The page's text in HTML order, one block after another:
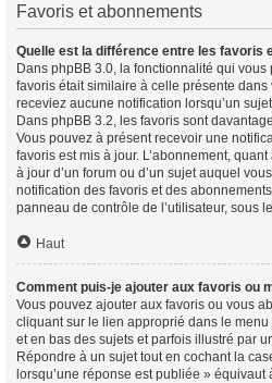
Favoris et abonnements
Quelle est la différence entre les favoris
Dans phpBB 3.0, la fonctionnalité qui vous
favoris était similaire à celle présente
receviez aucune notification lorsqu’un
Dans phpBB 3.2, les favoris sont
Vous pouvez à présent recevoir une
favoris est mis à jour. L’abonnement,
à jour d’un forum ou d’un sujet auquel
notification des favoris et des
panneau de contrôle de l’utilisateur, sous
Haut
Comment puis-je ajouter aux favoris ou
Vous pouvez ajouter aux favoris ou vous
cliquant sur le lien approprié dans le
et en bas des sujets et parfois illustré par
Répondre à un sujet tout en cochant la
lorsqu’une réponse est publiée » équivaut